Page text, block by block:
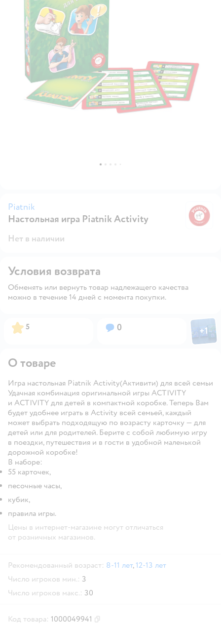
Piatnik
Настольная игра Piatnik Activity
Нет в наличии
Условия возврата
Обменять или вернуть товар надлежащего качества
можно в течение 14 дней с момента покупки.
Рейтинг:
5 Вопросов:
0 Фото
+1
О товаре
Игра настольная Piatnik Activity(Активити) для всей семьи
Удачная комбинация оригинальной игры ACTIVITY
и ACTIVITY для детей в компактной коробке. Теперь Вам
будет удобнее играть в Activity всей семьей, каждый
может выбрать подходящую по возрасту карточку — для
детей или для родителей. Берите с собой любимую игру
в поездки, путешествия и в гости в удобной маленькой
дорожной коробке!
В наборе:
55 карточек,
песочные часы,
кубик,
правила игры.
Цены в интернет-магазине могут отличаться
от розничных магазинов.
Рекомендованный возраст: 8-11 лет,12-13 лет
Число игроков мин.: 3
Число игроков макс.: 30
Код товара: 1000049941